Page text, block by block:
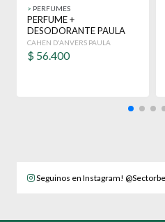
> PERFUMES
PERFUME +
DESODORANTE PAULA
ORIGINAL EDT 100 ML
MUJER
CAHEN D'ANVERS PAULA
$ 56.400
Seguinos en Instagram!